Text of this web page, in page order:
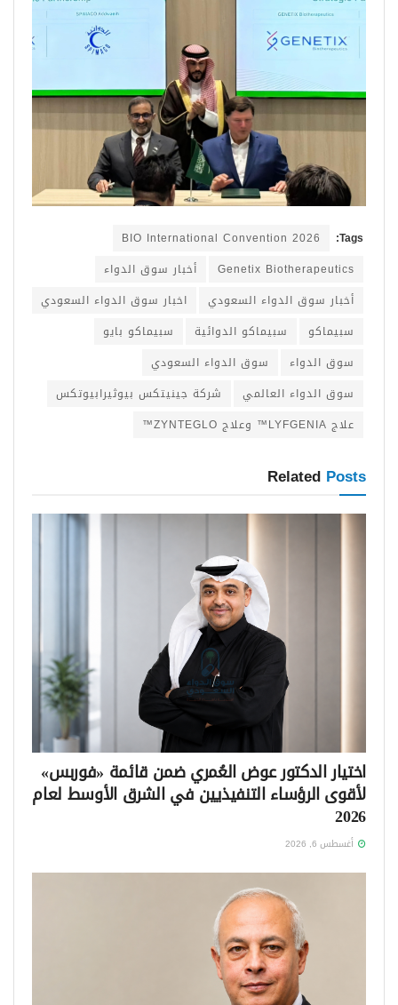
Tags:
BIO International Convention 2026
Genetix Biotherapeutics
أخبار سوق الدواء
أخبار سوق الدواء السعودي
اخبار سوق الدواء السعودي
سبيماكو
سبيماكو الدوائية
سبيماكو بايو
سوق الدواء
سوق الدواء السعودي
سوق الدواء العالمي
شركة جينيتكس بيوثيرابيوتكس
علاج LYFGENIA™ وعلاج ZYNTEGLO™
Related Posts
اختيار الدكتور عوض العُمري ضمن قائمة «فوربس»
لأقوى الرؤساء التنفيذيين في الشرق الأوسط لعام
2026
أغسطس 6, 2026